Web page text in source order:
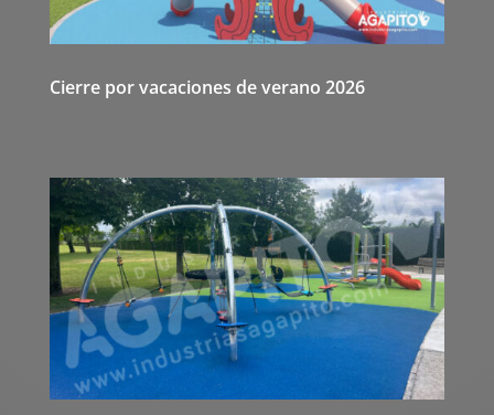
Cierre por vacaciones de verano 2026